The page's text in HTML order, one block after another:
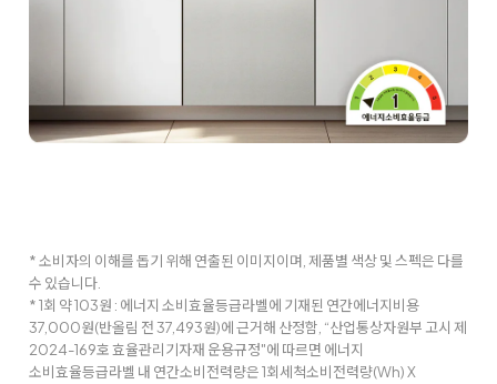
* 소비자의 이해를 돕기 위해 연출된 이미지이며, 제품별 색상 및 스펙은 다를
수 있습니다.
* 1회 약 103원 : 에너지 소비효율등급라벨에 기재된 연간에너지비용
37,000원(반올림 전 37,493원)에 근거해 산정함, “산업통상자원부 고시 제
2024-169호 효율관리기자재 운용규정"에 따르면 에너지
소비효율등급라벨 내 연간소비전력량은 1회세척소비전력량(Wh) X